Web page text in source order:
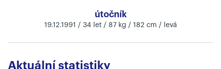
útočník
19.12.1991 / 34 let / 87 kg / 182 cm / levá
Aktuální statistiky